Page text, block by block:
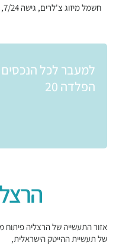
חשמל מיזוג צ'לרים, גישה 7/24, החזקה וניקיון שטחים ציבוריים
למעבר לכל הנכסים
הפלדה 20
אזור התעשייה של הרצליה פיתוח
של תעשיית ההייטק הישראלית,